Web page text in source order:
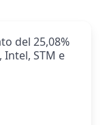
del 25,08%
STM e